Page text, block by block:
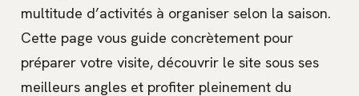
multitude d’activités à organiser selon la saison.
Cette page vous guide concrètement pour
préparer votre visite, découvrir le site sous ses
meilleurs angles et profiter pleinement du